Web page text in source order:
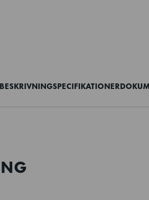
BESKRIVNINGSPECIFIKATIONER